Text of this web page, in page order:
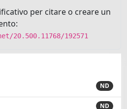
per citare o creare un
20.500.11768/192571
ND
ND